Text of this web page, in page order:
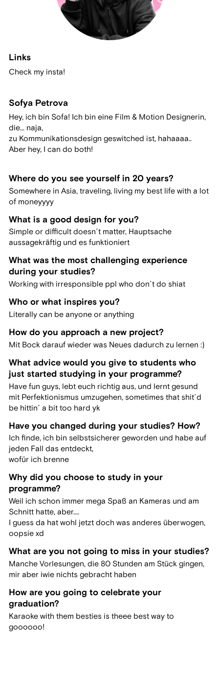
Links
Check my insta!
Sofya Petrova
Hey, ich bin Sofa! Ich bin eine Film & Motion Designerin,
die... naja,
zu Kommunikationsdesign geswitched ist, hahaaaa..
Aber hey, I can do both!
Where do you see yourself in 20 years?
Somewhere in Asia, traveling, living my best life with a lot
of moneyyyy
What is a good design for you?
Simple or difficult doesn´t matter, Hauptsache
aussagekräftig und es funktioniert
What was the most challenging experience
during your studies?
Working with irresponsible ppl who don´t do shiat
Who or what inspires you?
Literally can be anyone or anything
How do you approach a new project?
Mit Bock darauf wieder was Neues dadurch zu lernen :)
What advice would you give to students who
just started studying in your programme?
Have fun guys, lebt euch richtig aus, und lernt gesund
mit Perfektionismus umzugehen, sometimes that shit´d
be hittin´ a bit too hard yk
Have you changed during your studies? How?
Ich finde, ich bin selbstsicherer geworden und habe auf
jeden Fall das entdeckt,
wofür ich brenne
Why did you choose to study in your
programme?
Weil ich schon immer mega Spaß an Kameras und am
Schnitt hatte, aber....
I guess da hat wohl jetzt doch was anderes überwogen,
oopsie xd
What are you not going to miss in your studies?
Manche Vorlesungen, die 80 Stunden am Stück gingen,
mir aber iwie nichts gebracht haben
How are you going to celebrate your
graduation?
Karaoke with them besties is theee best way to
goooooo!